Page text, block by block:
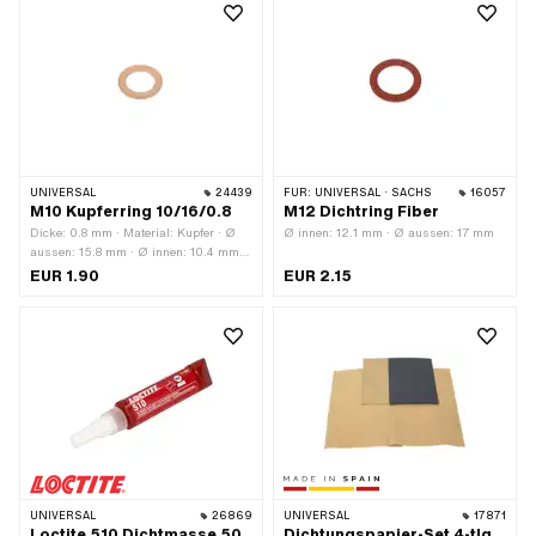
UNIVERSAL 24439
M10 Kupferring 10/16/0.8
Dicke: 0.8 mm · Material: Kupfer · Ø
aussen: 15.8 mm · Ø innen: 10.4 mm ·
Pony OEM-Nr.: A1817 · Sachs OEM-
EUR 1.90
FÜR: UNIVERSAL · SACHS 16057
M12 Dichtring Fiber
Ø innen: 12.1 mm · Ø aussen: 17 mm
EUR 2.15
UNIVERSAL 26869 UNIVERSAL 17871